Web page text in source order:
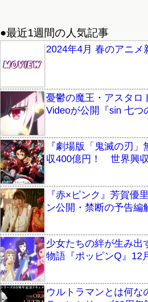
●最近1週間の人気記事
2024年4月 春のアニメ
憂鬱の魔王・アスタロ
Videoが公開『sin 七つ
『劇場版「鬼滅の刃
収400億円！ 世界興
『赤×ピンク』芳賀優
ン公開・禁断の予告編
少女たちの絆が生み出
物語『ポッピンQ』12
ウルトラマンとは何